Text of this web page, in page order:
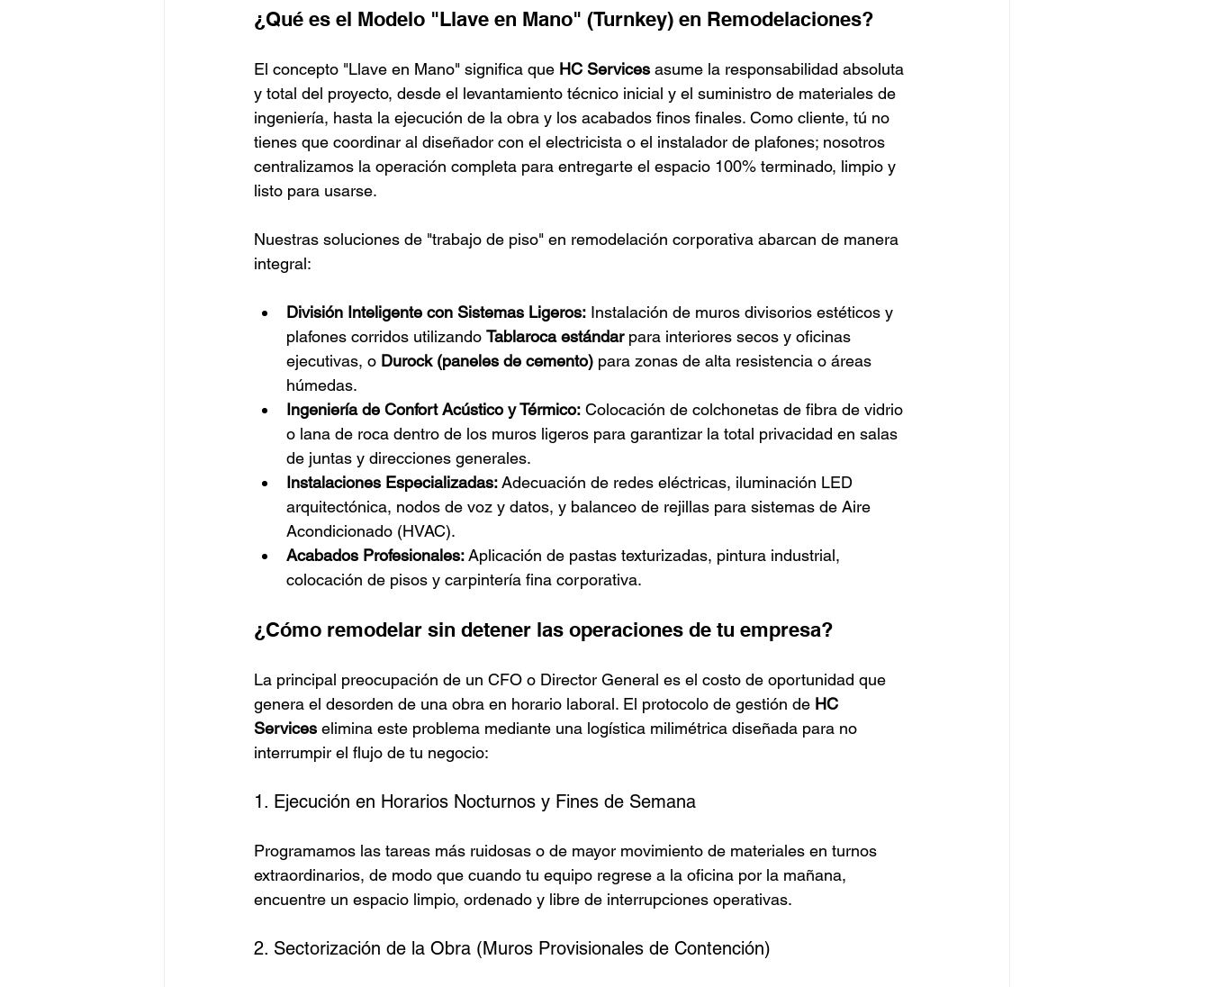
¿Qué es el Modelo "Llave en Mano" (Turnkey) en Remodelaciones?
El concepto "Llave en Mano" significa que HC Services asume la responsabilidad absoluta
y total del proyecto, desde el levantamiento técnico inicial y el suministro de materiales de
ingeniería, hasta la ejecución de la obra y los acabados finos finales. Como cliente, tú no
tienes que coordinar al diseñador con el electricista o el instalador de plafones; nosotros
centralizamos la operación completa para entregarte el espacio 100% terminado, limpio y
listo para usarse.
Nuestras soluciones de "trabajo de piso" en remodelación corporativa abarcan de manera
integral:
División Inteligente con Sistemas Ligeros: Instalación de muros divisorios estéticos y
plafones corridos utilizando Tablaroca estándar para interiores secos y oficinas
ejecutivas, o Durock (paneles de cemento) para zonas de alta resistencia o áreas
húmedas.
Ingeniería de Confort Acústico y Térmico: Colocación de colchonetas de fibra de vidrio
o lana de roca dentro de los muros ligeros para garantizar la total privacidad en salas
de juntas y direcciones generales.
Instalaciones Especializadas: Adecuación de redes eléctricas, iluminación LED
arquitectónica, nodos de voz y datos, y balanceo de rejillas para sistemas de Aire
Acondicionado (HVAC).
Acabados Profesionales: Aplicación de pastas texturizadas, pintura industrial,
colocación de pisos y carpintería fina corporativa.
¿Cómo remodelar sin detener las operaciones de tu empresa?
La principal preocupación de un CFO o Director General es el costo de oportunidad que
genera el desorden de una obra en horario laboral. El protocolo de gestión de HC
Services elimina este problema mediante una logística milimétrica diseñada para no
interrumpir el flujo de tu negocio:
1. Ejecución en Horarios Nocturnos y Fines de Semana
Programamos las tareas más ruidosas o de mayor movimiento de materiales en turnos
extraordinarios, de modo que cuando tu equipo regrese a la oficina por la mañana,
encuentre un espacio limpio, ordenado y libre de interrupciones operativas.
2. Sectorización de la Obra (Muros Provisionales de Contención)